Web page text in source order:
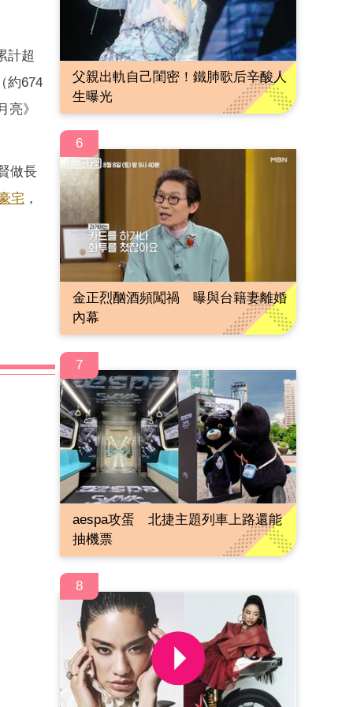
計超
約674
》
做長
宅 ，
父親出軌自己閨密！鐵肺歌后辛酸人
生曝光
6
金正烈酗酒頻闖禍 曝與台籍妻離婚
內幕
7
aespa攻蛋 北捷主題列車上路還能
抽機票
8